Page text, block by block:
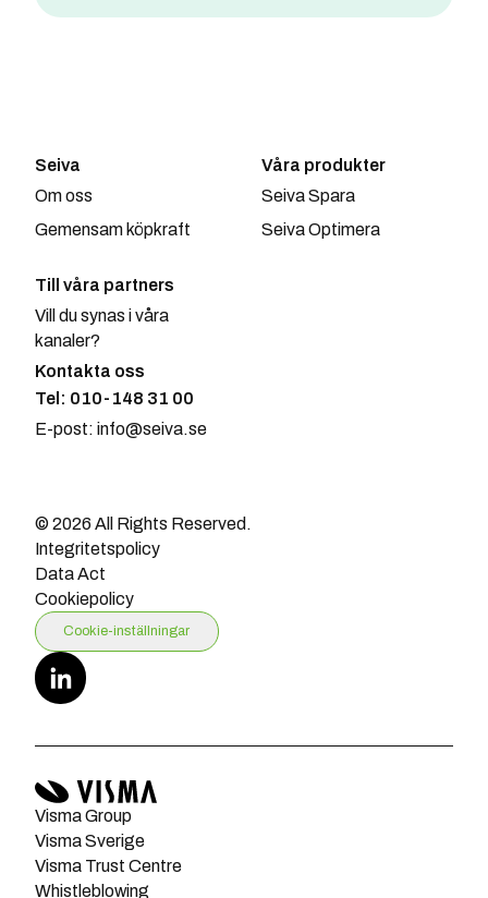
Seiva
Om oss
Gemensam köpkraft
Våra produkter
Seiva Spara
Seiva Optimera
Till våra partners
Vill du synas i våra
kanaler?
Kontakta oss
Tel: 010-148 31 00
E-post: info@seiva.se
© 2026 All Rights Reserved.
Integritetspolicy
Data Act
Cookiepolicy
Cookie-inställningar
Visma Group
Visma Sverige
Visma Trust Centre
Whistleblowing